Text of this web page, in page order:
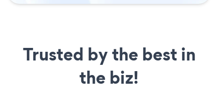
Trusted by the best in
the biz!